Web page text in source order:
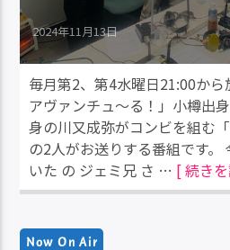
2024年11月13日
毎月第2、第4水曜日21:00から
アヴァンチュ～る！」小樽出
身の川又成弥がコンビを組む
の2人がお送りする番組です。
いた の ジェミ兄 さ … [ 続き
Now On Air